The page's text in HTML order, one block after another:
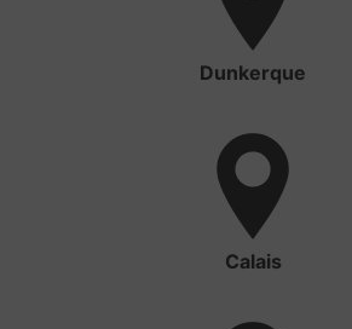
Dunkerque
Calais